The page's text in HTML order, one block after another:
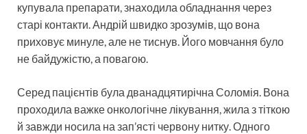
купувала препарати, знаходила обладнання через
старі контакти. Андрій швидко зрозумів, що вона
приховує минуле, але не тиснув. Його мовчання було
не байдужістю, а повагою.
Серед пацієнтів була дванадцятирічна Соломія. Вона
проходила важке онкологічне лікування, жила з тіткою
й завжди носила на зап’ясті червону нитку. Одного